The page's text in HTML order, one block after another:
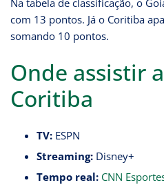
Na tabela de classificação, o
com 13 pontos. Já o Coritiba
somando 10 pontos.
Onde assistir
Coritiba
TV:ESPN
Streaming:Disney+
Tempo real: CNN